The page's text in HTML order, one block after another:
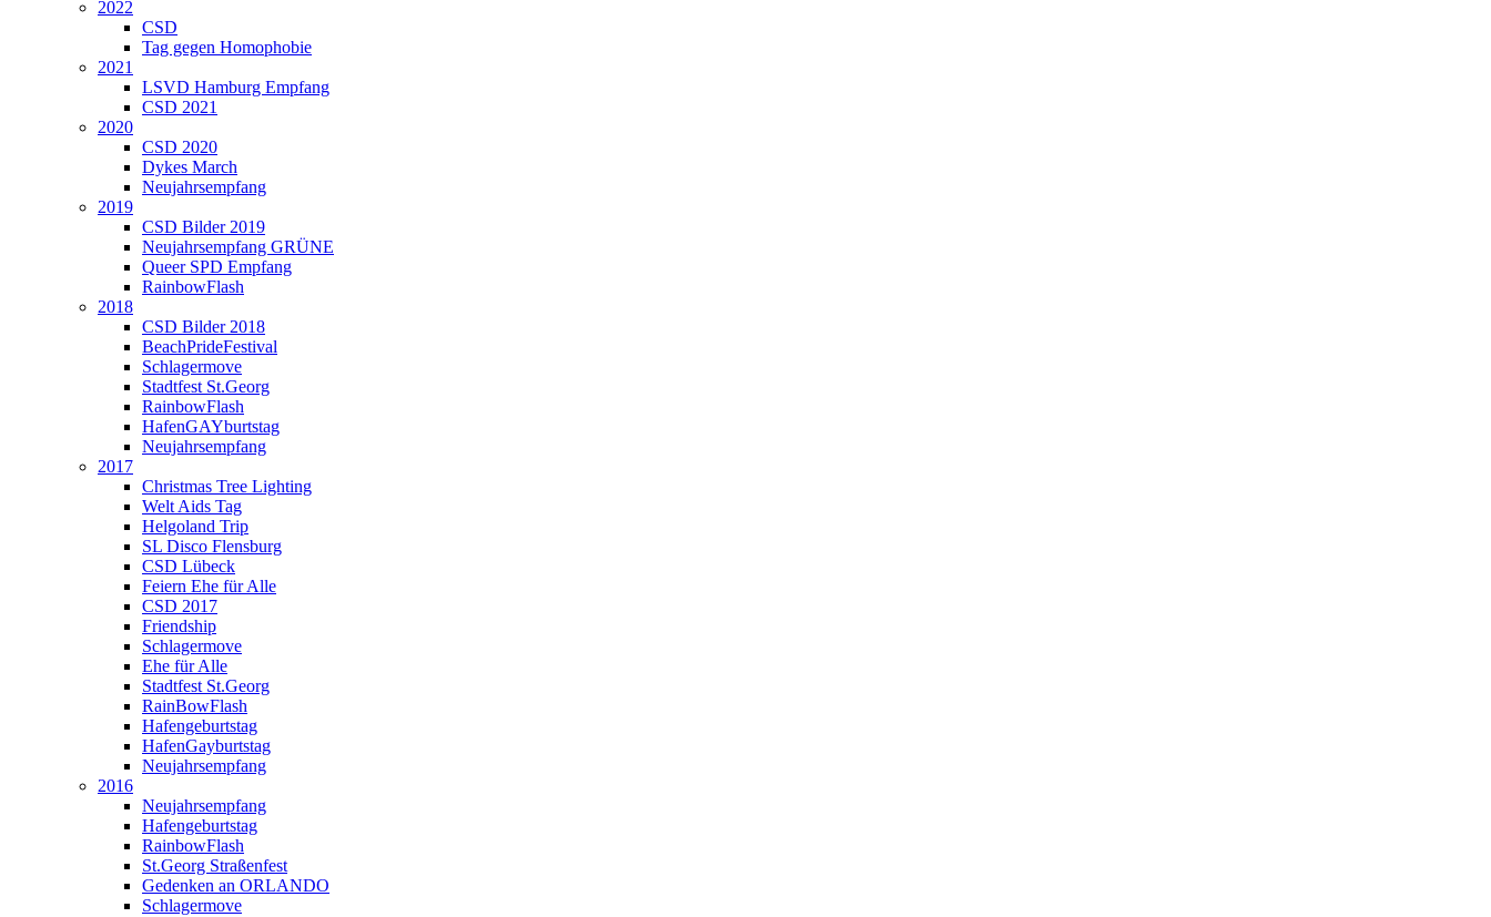
2022
CSD
Tag gegen Homophobie
2021
LSVD Hamburg Empfang
CSD 2021
2020
CSD 2020
Dykes March
Neujahrsempfang
2019
CSD Bilder 2019
Neujahrsempfang GRÜNE
Queer SPD Empfang
RainbowFlash
2018
CSD Bilder 2018
BeachPrideFestival
Schlagermove
Stadtfest St.Georg
RainbowFlash
HafenGAYburtstag
Neujahrsempfang
2017
Christmas Tree Lighting
Welt Aids Tag
Helgoland Trip
SL Disco Flensburg
CSD Lübeck
Feiern Ehe für Alle
CSD 2017
Friendship
Schlagermove
Ehe für Alle
Stadtfest St.Georg
RainBowFlash
Hafengeburtstag
HafenGayburtstag
Neujahrsempfang
2016
Neujahrsempfang
Hafengeburtstag
RainbowFlash
St.Georg Straßenfest
Gedenken an ORLANDO
Schlagermove